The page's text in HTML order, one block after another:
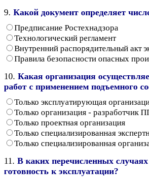
9. Какой документ определяет
Предписание Ростехнадзора
Технологический регламент
Внутренний распорядительный акт
Правила безопасности опасных
10. Какая организация
работ с применением подъемного
Только эксплуатирующая
Только организация - разработчик
Только проектная организация
Только специализированная
Только специализированная
11. В каких перечисленных
готовность к эксплуатации?